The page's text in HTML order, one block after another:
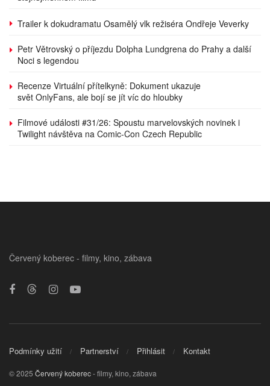
Trailer k dokudramatu Osamělý vlk režiséra Ondřeje Veverky
Petr Větrovský o příjezdu Dolpha Lundgrena do Prahy a další
Noci s legendou
Recenze Virtuální přítelkyně: Dokument ukazuje
svět OnlyFans, ale bojí se jít víc do hloubky
Filmové události #31/26: Spoustu marvelovských novinek i
Twilight návštěva na Comic-Con Czech Republic
Červený koberec - filmy, kino, zábava
Podmínky užití Partnerství Přihlásit Kontakt
© 2025 Červený koberec- filmy, kino, zábava